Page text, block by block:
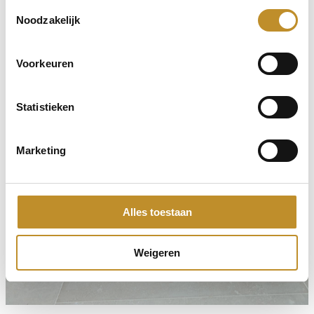
Noodzakelijk
Voorkeuren
Statistieken
Marketing
Alles toestaan
Weigeren